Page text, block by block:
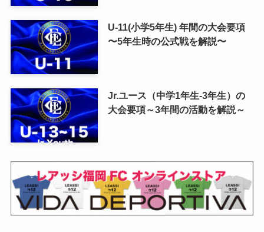
U-11(小学5年生) 年間の大会要項
〜5年生時の公式戦を解説〜
Jr.ユース（中学1年生-3年生）の
大会要項～3年間の活動を解説～